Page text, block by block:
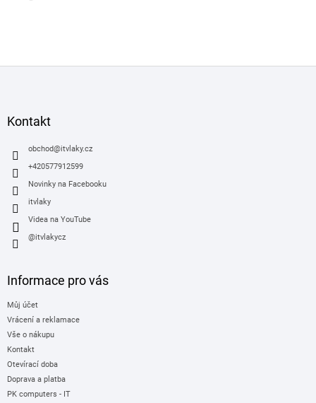
Kontakt
obchod@itvlaky.cz
+420577912599
Novinky na Facebooku
itvlaky
Videa na YouTube
@itvlakycz
Informace pro vás
Můj účet
Vrácení a reklamace
Vše o nákupu
Kontakt
Otevírací doba
Doprava a platba
PK computers - IT